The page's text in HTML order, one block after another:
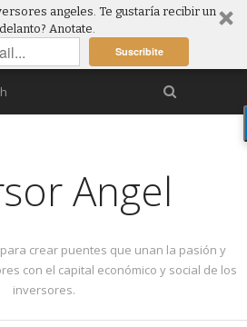
angeles. Te gustaría recibir un
Anotate.
Suscribite
Angel
crear puentes que unan la pasión y
con el capital económico y social de los
inversores.